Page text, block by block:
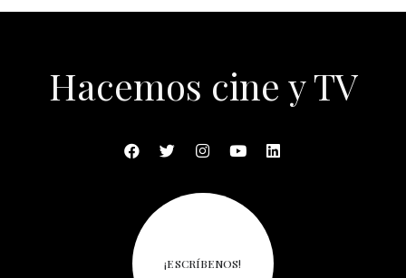
Hacemos cine y TV
¡ESCRÍBENOS!